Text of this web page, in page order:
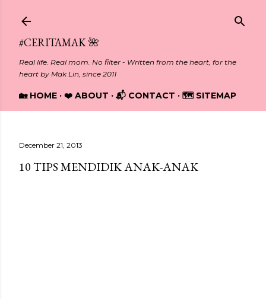
#CERITAMAK 🌺
Real life. Real mom. No filter - Written from the heart, for the
heart by Mak Lin, since 2011
🏡 HOME ❤️ ABOUT 📬 CONTACT 🗺️ SITEMAP
December 21, 2013
10 TIPS MENDIDIK ANAK-ANAK